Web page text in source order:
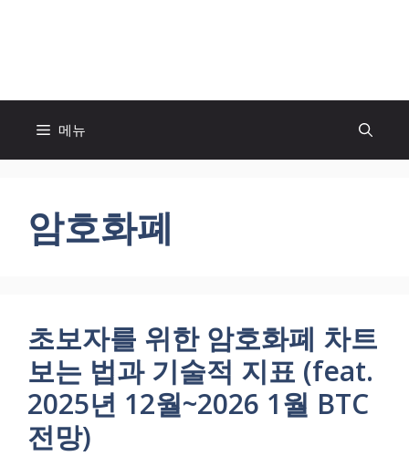
건
메뉴
암호화폐
초보자를 위한 암호화폐 차트
보는 법과 기술적 지표 (feat.
2025년 12월~2026 1월 BTC
전망)